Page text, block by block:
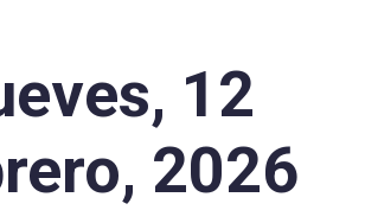
12
2026